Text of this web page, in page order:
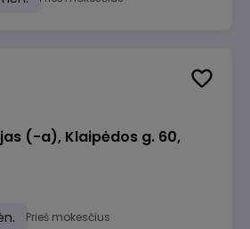
(-a), Klaipėdos g. 60,
Prieš mokesčius